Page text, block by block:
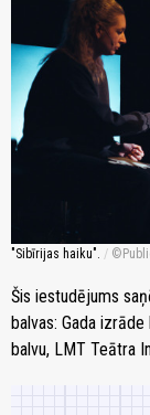
"Sibīrijas haiku". /
Šis iestudējums
balvas: Gada
balvu, LMT Teātra